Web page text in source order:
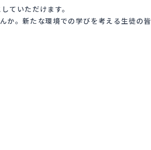
ていただけます。
か。新たな環境での学びを考える生徒の皆